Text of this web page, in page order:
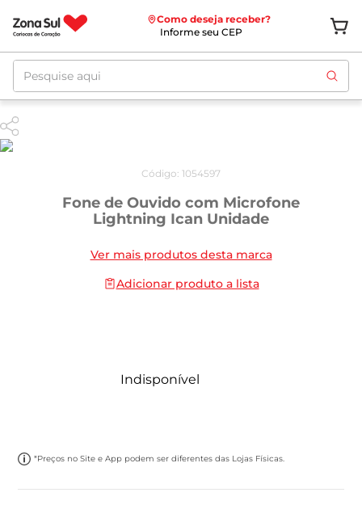
Como deseja receber?
Informe seu CEP
Pesquise aqui
Código: 1054597
Fone de Ouvido com Microfone
Lightning Ican Unidade
Ver mais produtos desta marca
Adicionar produto a lista
Indisponível
*Preços no Site e App podem ser diferentes das Lojas Físicas.